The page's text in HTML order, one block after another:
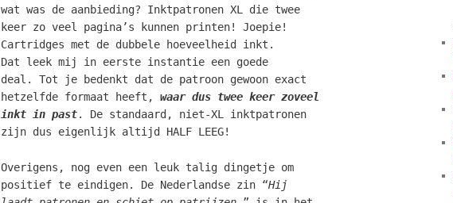
wat was de aanbieding? Inktpatronen XL die twee
keer zo veel pagina’s kunnen printen! Joepie!
Cartridges met de dubbele hoeveelheid inkt.
Dat leek mij in eerste instantie een goede
deal. Tot je bedenkt dat de patroon gewoon exact
hetzelfde formaat heeft, waar dus twee keer zoveel
inkt in past. De standaard, niet-XL inktpatronen
zijn dus eigenlijk altijd HALF LEEG!
Overigens, nog even een leuk talig dingetje om
positief te eindigen. De Nederlandse zin “Hij